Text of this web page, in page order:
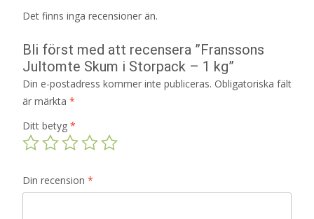
Det finns inga recensioner än.
Bli först med att recensera ”Franssons
Jultomte Skum i Storpack – 1 kg”
Din e-postadress kommer inte publiceras. Obligatoriska fält
är märkta *
Ditt betyg *
Din recension *